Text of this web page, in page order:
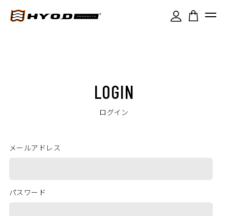
LOGIN
ログイン
メールアドレス
パスワード